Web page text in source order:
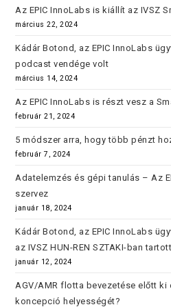
Az EPIC InnoLabs is kiállít az IVSZ
március 22, 2024
Kádár Botond, az EPIC InnoLabs
podcast vendége volt
március 14, 2024
Az EPIC InnoLabs is részt vesz a
február 21, 2024
5 módszer arra, hogy több pénzt
február 7, 2024
Adatelemzés és gépi tanulás – Az
szervez
január 18, 2024
Kádár Botond, az EPIC InnoLabs
az IVSZ HUN-REN SZTAKI-ban
január 12, 2024
AGV/AMR flotta bevezetése előtt
koncepció helyességét?